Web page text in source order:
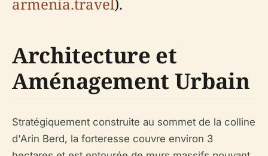
armenia.travel).
Architecture et
Aménagement Urbain
Stratégiquement construite au sommet de la colline
d'Arin Berd, la forteresse couvre environ 3